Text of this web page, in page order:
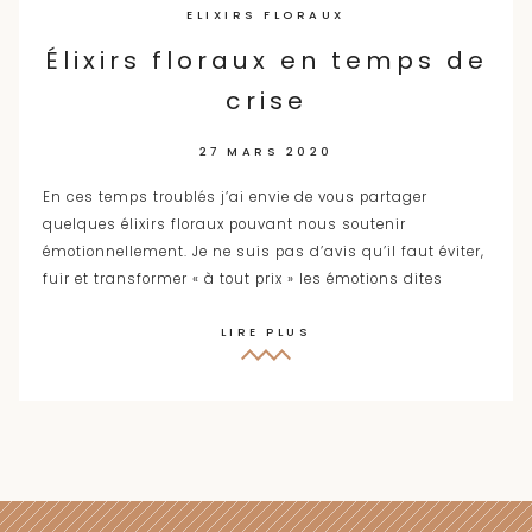
ELIXIRS FLORAUX
Élixirs floraux en temps de
crise
27 MARS 2020
En ces temps troublés j’ai envie de vous partager
quelques élixirs floraux pouvant nous soutenir
émotionnellement. Je ne suis pas d’avis qu’il faut éviter,
fuir et transformer « à tout prix » les émotions dites
LIRE PLUS